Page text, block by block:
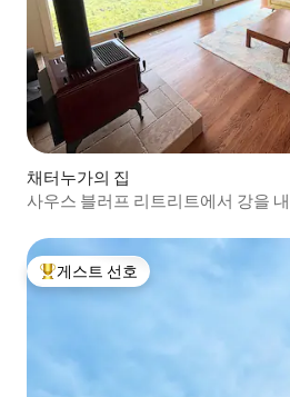
채터누가의 집
사우스 블러프 리트리트에서 강을
상위 게스트 선호
게스트 선호